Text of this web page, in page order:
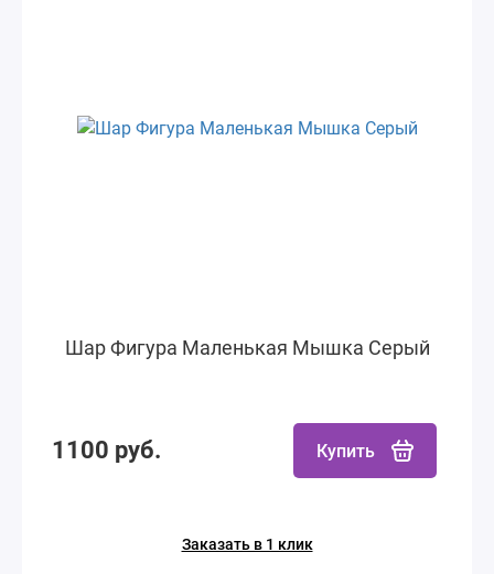
Шар Фигура Маленькая Мышка Серый
1100 руб. Купить
Заказать в 1 клик